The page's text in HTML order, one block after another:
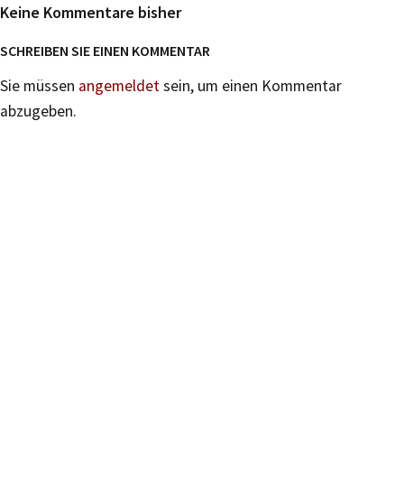
Keine Kommentare bisher
SCHREIBEN SIE EINEN KOMMENTAR
Sie müssen angemeldetsein, um einen Kommentar
abzugeben.